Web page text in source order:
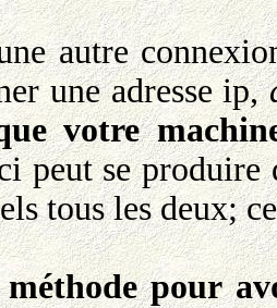
autre
une adresse ip,
votre
peut se produire
tous les deux;
pour